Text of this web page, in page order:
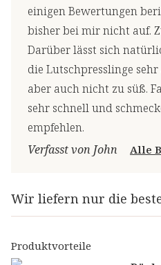
einigen Bewertungen
bisher bei mir nicht auf.
Darüber lässt sich
die Lutschpresslinge
aber auch nicht zu süß.
sehr schnell und
empfehlen.
Verfasst von John
Alle
Wir liefern nur die
Produktvorteile